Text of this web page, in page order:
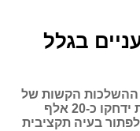
עוד 90 אלף עניים בגלל
הקשות של
הגזירות הכלכליות שבפתח. על פי הדו"ח, הגזירות ידחקו כ-20 אלף
לפתור בעיה תקציבית